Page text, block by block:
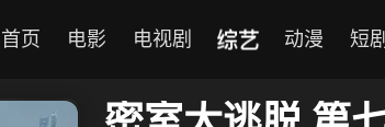
首页 电影 电视剧 综艺 动漫 短剧